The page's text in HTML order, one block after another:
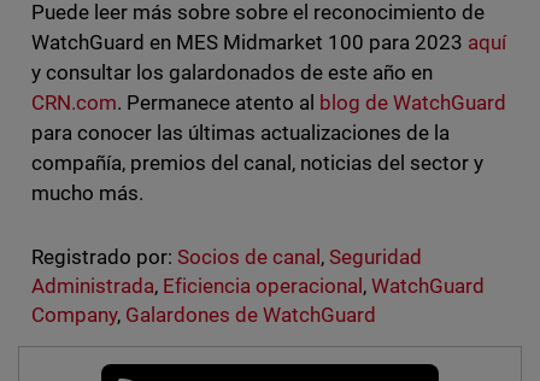
Puede leer más sobre sobre el reconocimiento de
WatchGuard en MES Midmarket 100 para 2023 aquí
y consultar los galardonados de este año en
CRN.com. Permanece atento al blog de WatchGuard
para conocer las últimas actualizaciones de la
compañía, premios del canal, noticias del sector y
mucho más.
Registrado por: Socios de canal ,Seguridad
Administrada, Eficiencia operacional ,WatchGuard
Company, Galardones de WatchGuard